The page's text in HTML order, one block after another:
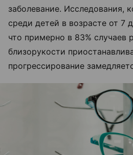
заболевание. Исследования,
среди детей в возрасте от 7
что примерно в 83% случаев
близорукости
прогрессирование